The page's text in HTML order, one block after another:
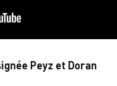
Peyz et Doran